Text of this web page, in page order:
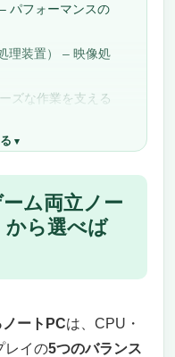
パフォーマンスの
理装置） – 映像処
ズな作業を支える
のバランスを重視
維持のために重
トの充実
ム両立ノートPCお
ム両立ノー
から選べば
ートPCは、CPU・
レイの5つのバランス